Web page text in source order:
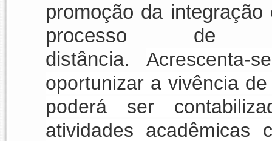
promoção da
processo de
distância.
oportunizar a vivência
poderá ser
atividades acadêmicas